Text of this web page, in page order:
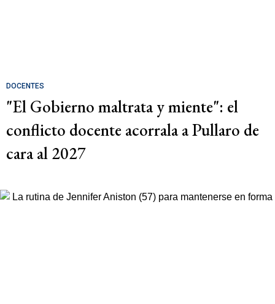
DOCENTES
"El Gobierno maltrata y miente": el
conflicto docente acorrala a Pullaro de
cara al 2027